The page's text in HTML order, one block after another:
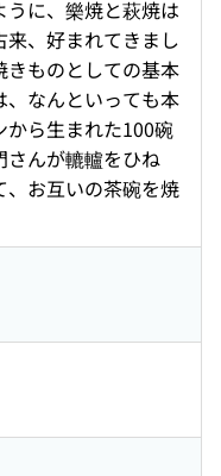
うに、樂焼と萩焼は
、好まれてきまし
ものとしての基本
なんといっても本
ら生まれた100碗
さんが轆轤をひね
、お互いの茶碗を焼